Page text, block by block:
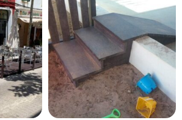
DE
PLÁSTICO
RECICLADO
cantidad